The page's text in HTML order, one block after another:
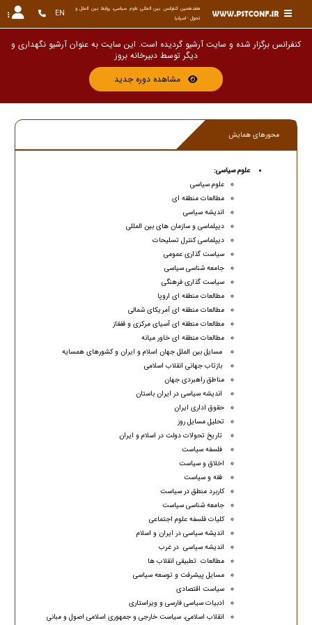
تحول - اسپانیا
EN
کنفرانس برگزار شده و سایت آرشیو گردیده است. این سایت به عنوان آرشیو نگهداری و
دیگر توسط دبیرخانه
مشاهده دوره جدید
محورهای همایش
علوم سیاسی:
علوم سیاسی
مطالعات منطقه ای
اندیشه سیاسی
دیپلماسی و سازمان های بین المللی
دیپلماسی کنترل تسلیحات
سیاست گذاری عمومی
جامعه شناسی سیاسی
سیاست گذاری فرهنگی
مطالعات منطقه ای اروپا
مطالعات منطقه ای آمریکای شمالی
مطالعات منطقه ای آسیای مرکزی و قفقاز
مطالعات منطقه ای خاور میانه
مسایل بین الملل جهان اسلام و ایران و کشورهای همسایه
بازتاب جهانی انقلاب اسلامی
مناطق راهبردی جهان
اندیشه سیاسی در ایران باستان
حقوق اداری ایران
تحلیل مسایل روز
تاریخ تحولات دولت در اسلام و ایران
فلسفه سیاست
اخلاق و سیاست
فقه و سیاست
کاربرد منطق در سیاست
جامعه شناسی سیاست
کلیات فلسفه علوم اجتماعی
اندیشه سیاسی در ایران و اسلام
اندیشه سیاسی در غرب
مطالعات تطبیقی انقلاب ها
مسایل پیشرفت و توسعه سیاسی
سیاست اقتصادی
ادبیات سیاسی فارسی و ویراستاری
انقلاب اسلامی، سیاست خارجی و جمهوری اسلامی اصول و مبانی